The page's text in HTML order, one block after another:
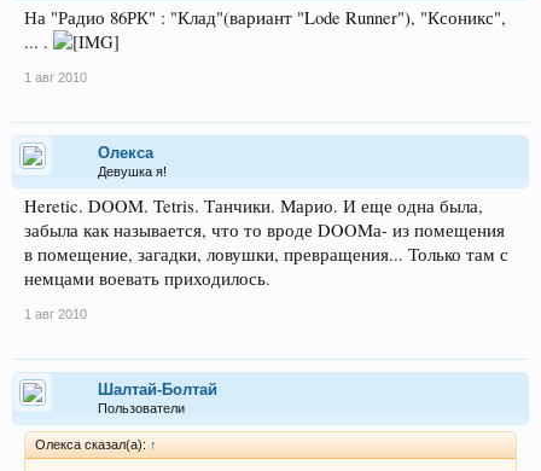
На "Радио 86РК" : "Клад"(вариант "Lode Runner"), "Ксоникс",
... .
1 авг 2010
Олекса
Девушка я!
Heretic. DOOM. Tetris. Танчики. Марио. И еще одна была,
забыла как называется, что то вроде DOOMа- из помещения
в помещение, загадки, ловушки, превращения... Только там с
немцами воевать приходилось.
1 авг 2010
Шалтай-Болтай
Пользователи
Олекса сказал(а): ↑